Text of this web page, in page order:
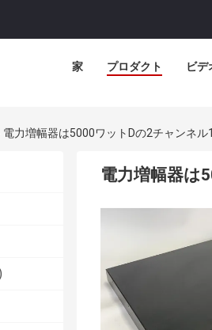
家 プロダクト ビデ
電力増幅器は5000ワットDの2チャンネ
電力増幅器は